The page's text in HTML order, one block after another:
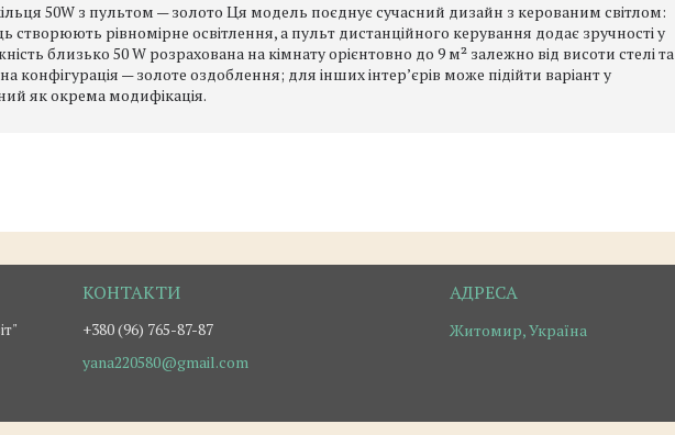
50W з пультом — золото Ця модель поєднує сучасний дизайн з керованим світлом:
створюють рівномірне освітлення, а пульт дистанційного керування додає зручності у
близько 50 W розрахована на кімнату орієнтовно до 9 м² залежно від висоти стелі та
конфігурація — золоте оздоблення; для інших інтер’єрів може підійти варіант у
як окрема модифікація.
+380 (96) 765-87-87
yana220580@gmail.com
Житомир, Україна